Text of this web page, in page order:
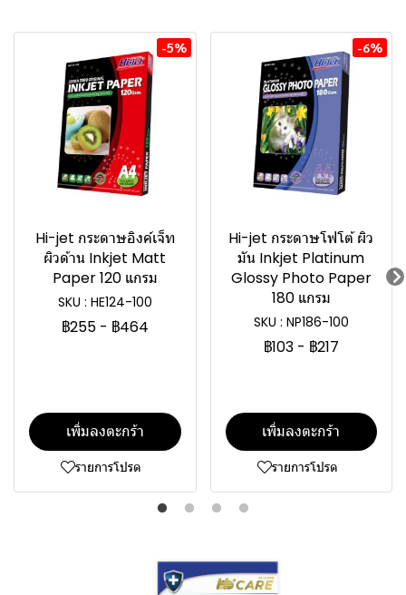
-5%
Hi-jet กระดาษอิงค์เจ็ท
ผิวด้าน Inkjet Matt
Paper 120 แกรม
SKU : HE124-100
฿255- ฿464
เพิ่มลงตะกร้า
รายการโปรด
-6%
Hi-jet กระดาษโฟโต้ ผิว
มัน Inkjet Platinum
Glossy Photo Paper
180 แกรม
SKU : NP186-100
฿103- ฿217
เพิ่มลงตะกร้า
รายการโปรด